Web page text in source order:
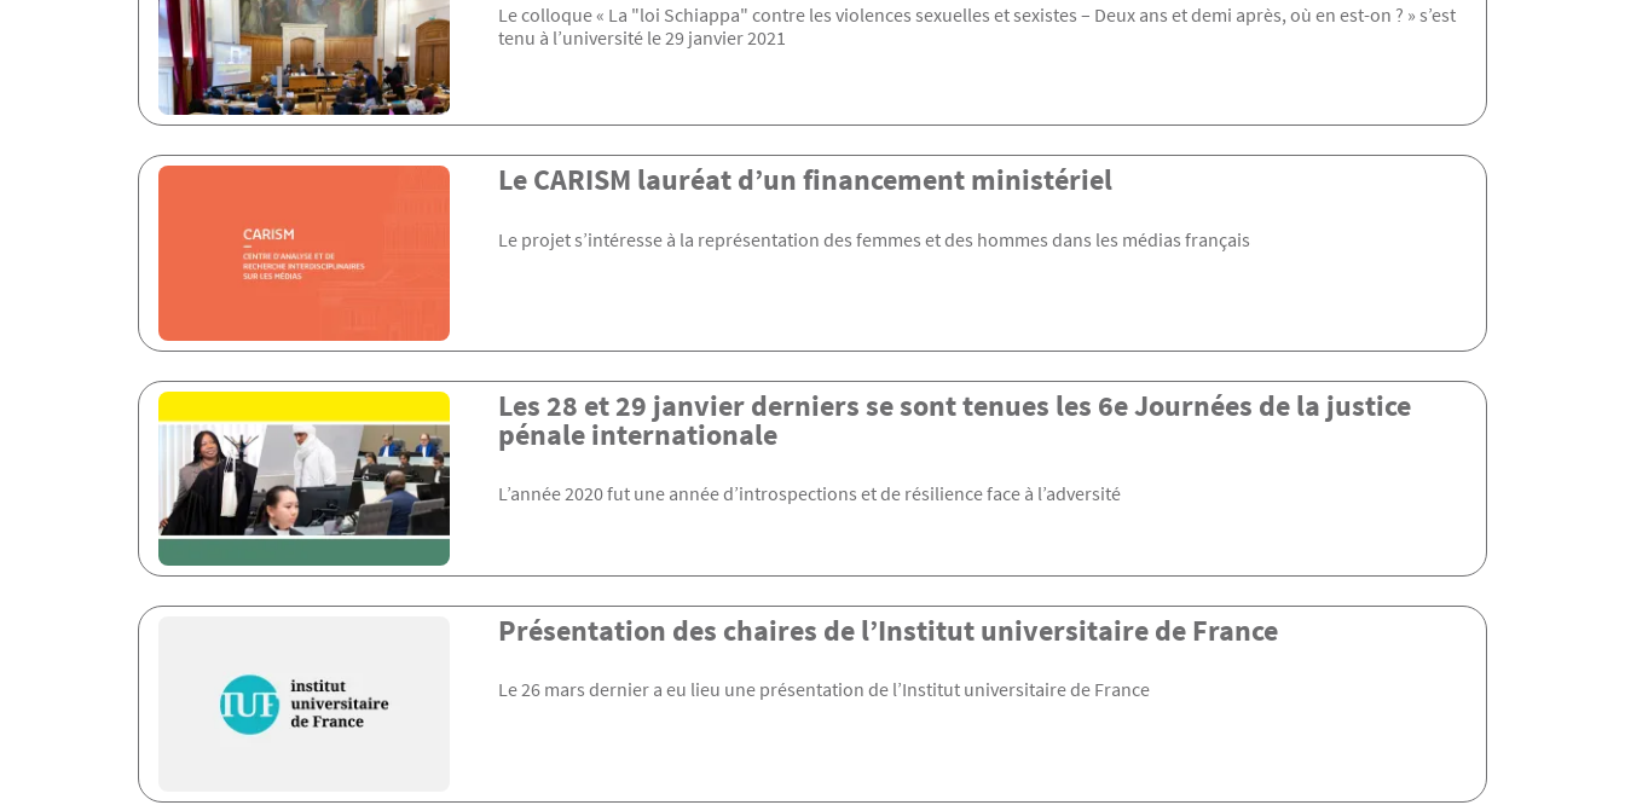
Le colloque « La "loi Schiappa" contre les violences sexuelles et sexistes – Deux ans et demi après, où en est-on ? » s’est
tenu à l’université le 29 janvier 2021
Le CARISM lauréat d’un financement ministériel
Le projet s’intéresse à la représentation des femmes et des hommes dans les médias français
Les 28 et 29 janvier derniers se sont tenues les 6e Journées de la justice
pénale internationale
L’année 2020 fut une année d’introspections et de résilience face à l’adversité
Présentation des chaires de l’Institut universitaire de France
Le 26 mars dernier a eu lieu une présentation de l’Institut universitaire de France